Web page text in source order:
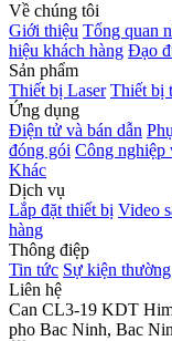
Về chúng tôi
Giới thiệu Tổng quan
hiệu khách hàng Đạo
Sản phẩm
Thiết bị Laser Thiết bị
Ứng dụng
Điện tử và bán dẫn
đóng gói Công nghiệp
Khác
Dịch vụ
Lắp đặt thiết bị Video
hàng
Thông điệp
Tin tức Sự kiện
Liên hệ
Can CL3-19 KDT
pho Bac Ninh, Bac